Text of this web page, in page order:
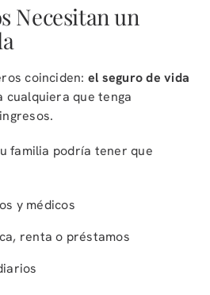
Necesitan un
coinciden: el seguro de vida
cualquiera que tenga
familia podría tener que
y médicos
renta o préstamos